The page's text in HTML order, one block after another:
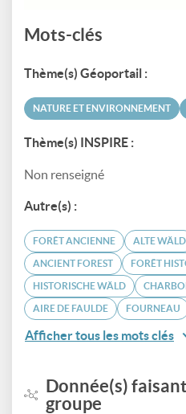
Mots-clés
Thème(s) Géoportail :
NATURE ET ENVIRONNEMENT
Thème(s) INSPIRE :
Non renseigné
Autre(s) :
FORÊT ANCIENNE ALTE WÄLD
ANCIENT FOREST FORÊT
HISTORISCHE WÄLD
AIRE DE FAULDE FOURNEAU
Afficher tous les mots clés
Donnée(s)
groupe